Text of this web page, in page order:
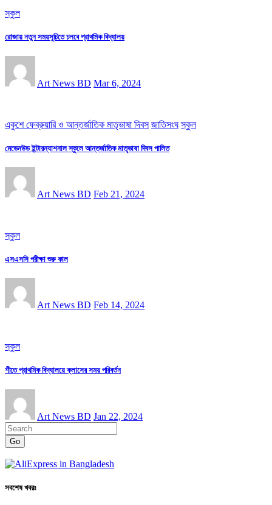
স্কুল
রোজায় নতুন সময়সূচিতে চলবে প্রাথমিক বিদ্যালয়
Art News BD Mar 6, 2024
একুশে ফেব্রুয়ারি ও আন্তর্জাতিক মাতৃভাষা দিবস জাতিসংঘ স্কুল
মেভেনউড ইন্টারন্যাশনাল স্কুলে আন্তর্জাতিক মাতৃভাষা দিবস পালিত
Art News BD Feb 21, 2024
স্কুল
এসএসসি পরীক্ষা শুরু কাল
Art News BD Feb 14, 2024
স্কুল
শীতে প্রাথমিক বিদ্যালয়ে ক্লাসের সময় পরিবর্তন
Art News BD Jan 22, 2024
Go
সবশেষ খবরঃ